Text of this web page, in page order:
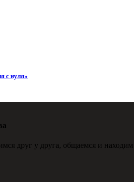
с нуля»
друг у друга, общаемся и находим